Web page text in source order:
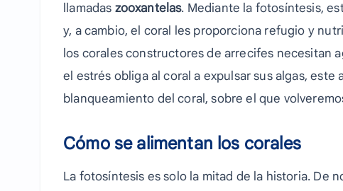
llamadas zooxantelas. Mediante la fotosíntesis,
y, a cambio, el coral les proporciona refugio y
los corales constructores de arrecifes necesitan
el estrés obliga al coral a expulsar sus algas, este
blanqueamiento del coral, sobre el que
Cómo se alimentan los corales
La fotosíntesis es solo la mitad de la historia. De